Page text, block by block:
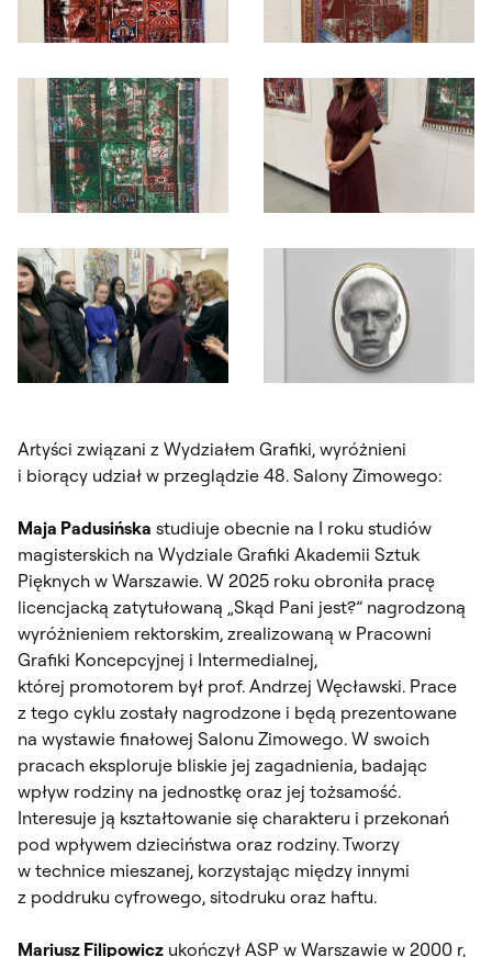
Artyści związani z Wydziałem Grafiki, wyróżnieni
i biorący udział w przeglądzie 48. Salony Zimowego:
Maja Padusińska studiuje obecnie na I roku studiów
magisterskich na Wydziale Grafiki Akademii Sztuk
Pięknych w Warszawie. W 2025 roku obroniła pracę
licencjacką zatytułowaną „Skąd Pani jest?” nagrodzoną
wyróżnieniem rektorskim, zrealizowaną w Pracowni
Grafiki Koncepcyjnej i Intermedialnej,
której promotorem był prof. Andrzej Węcławski. Prace
z tego cyklu zostały nagrodzone i będą prezentowane
na wystawie finałowej Salonu Zimowego. W swoich
pracach eksploruje bliskie jej zagadnienia, badając
wpływ rodziny na jednostkę oraz jej tożsamość.
Interesuje ją kształtowanie się charakteru i przekonań
pod wpływem dzieciństwa oraz rodziny. Tworzy
w technice mieszanej, korzystając między innymi
z poddruku cyfrowego, sitodruku oraz haftu.
Mariusz Filipowicz ukończył ASP w Warszawie w 2000 r,